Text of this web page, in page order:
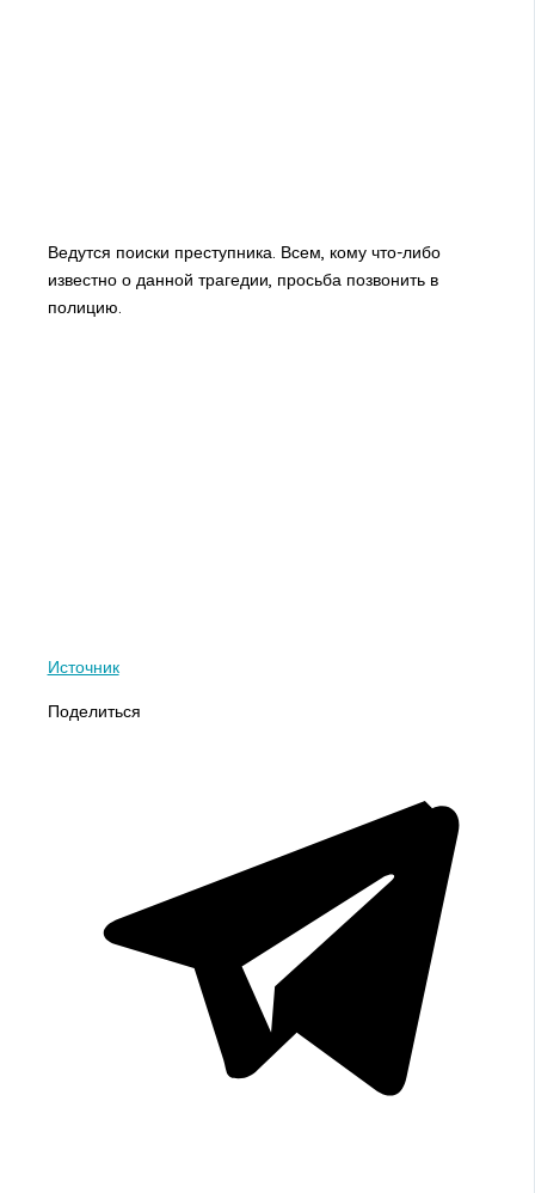
Ведутся поиски преступника. Всем, кому что-либо
известно о данной трагедии, просьба позвонить в
полицию.
Источник
Поделиться